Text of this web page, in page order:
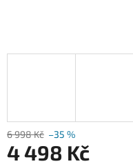
6 998 Kč –35 %
4 498 Kč